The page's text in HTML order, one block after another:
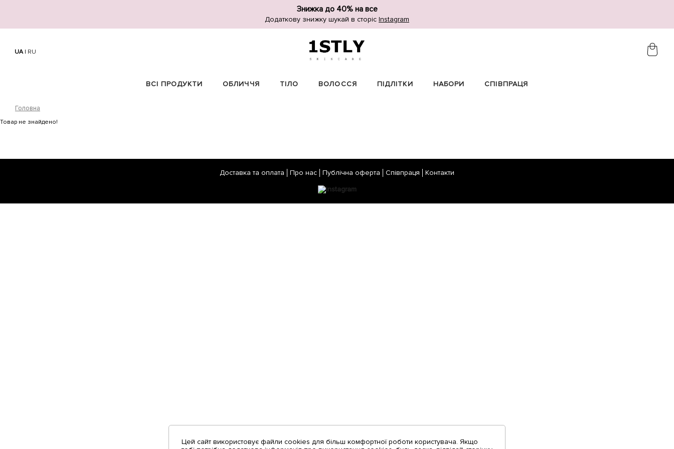
Знижка до 40% на все
Додаткову знижку шукай в сторіс Instagram
UA| RU
ВСІ ПРОДУКТИ ОБЛИЧЧЯ ТІЛО ВОЛОССЯ ПІДЛІТКИ НАБОРИ СПІВПРАЦЯ
Головна
Товар не знайдено!
Доставка та оплата Про нас Публічна оферта Співпраця Контакти
Цей сайт використовує файли cookies для більш комфортної роботи користувача. Якщо